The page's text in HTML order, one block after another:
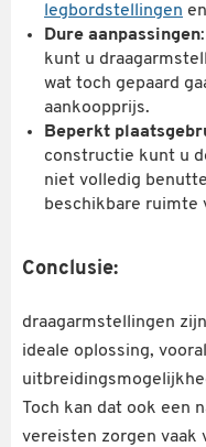
legbordstellingen en
Dure aanpassingen
kunt u
wat toch gepaard
aankoopprijs.
Beperkt
constructie kunt u
niet volledig
beschikbare ruimte
Conclusie:
draagarmstellingen
ideale oplossing,
Toch kan dat ook een
vereisten zorgen vaak